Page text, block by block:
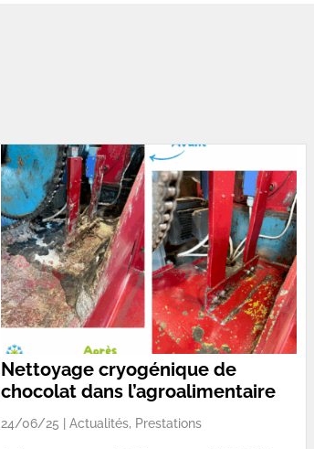
Nettoyage cryogénique de
chocolat dans l’agroalimentaire
24/06/25 |Actualités, Prestations